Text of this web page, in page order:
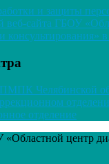
и защиты
веб-сайта ГБОУ
консультирования»
Челябинской
отделение
центр